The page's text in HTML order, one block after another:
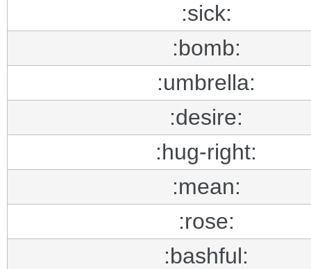
:sick:
:bomb:
:umbrella:
:desire:
:hug-right:
:mean:
:rose:
:bashful: